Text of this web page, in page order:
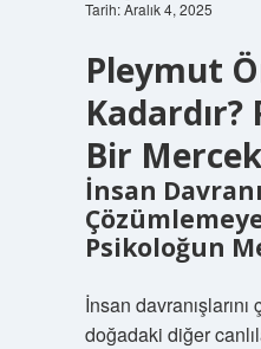
Tarih: Aralık 4, 2025
Pleymut
Bir
İnsan
Psikoloğun
İnsan
doğadaki diğer